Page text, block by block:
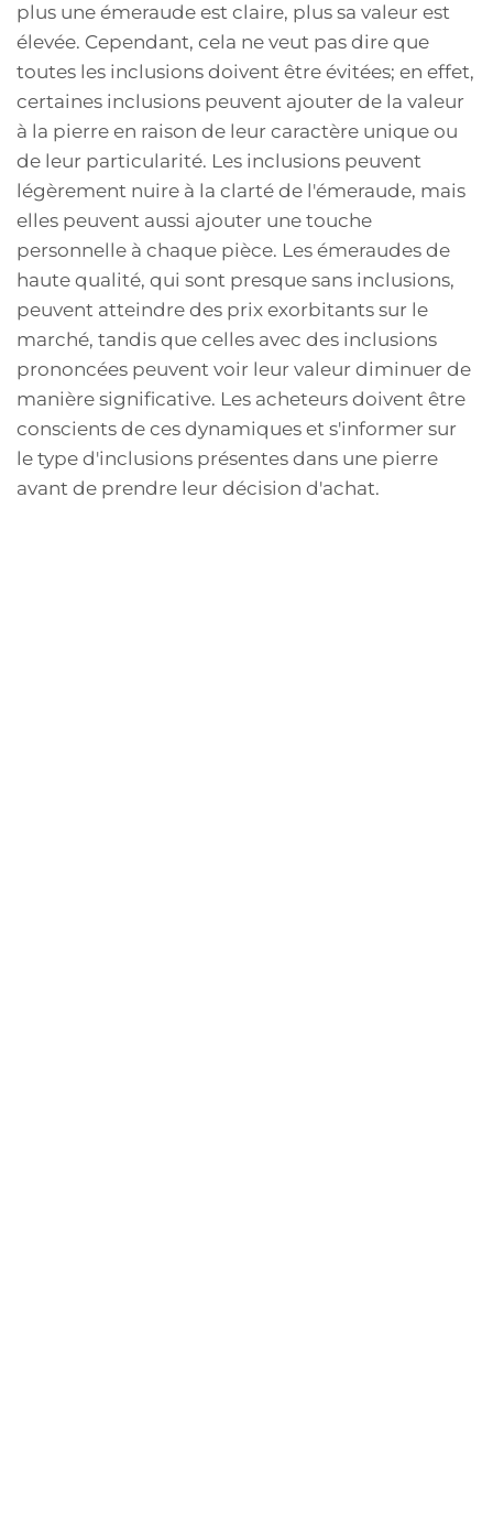
plus une émeraude est claire, plus sa valeur est
élevée. Cependant, cela ne veut pas dire que
toutes les inclusions doivent être évitées; en effet,
certaines inclusions peuvent ajouter de la valeur
à la pierre en raison de leur caractère unique ou
de leur particularité. Les inclusions peuvent
légèrement nuire à la clarté de l'émeraude, mais
elles peuvent aussi ajouter une touche
personnelle à chaque pièce. Les émeraudes de
haute qualité, qui sont presque sans inclusions,
peuvent atteindre des prix exorbitants sur le
marché, tandis que celles avec des inclusions
prononcées peuvent voir leur valeur diminuer de
manière significative. Les acheteurs doivent être
conscients de ces dynamiques et s'informer sur
le type d'inclusions présentes dans une pierre
avant de prendre leur décision d'achat.